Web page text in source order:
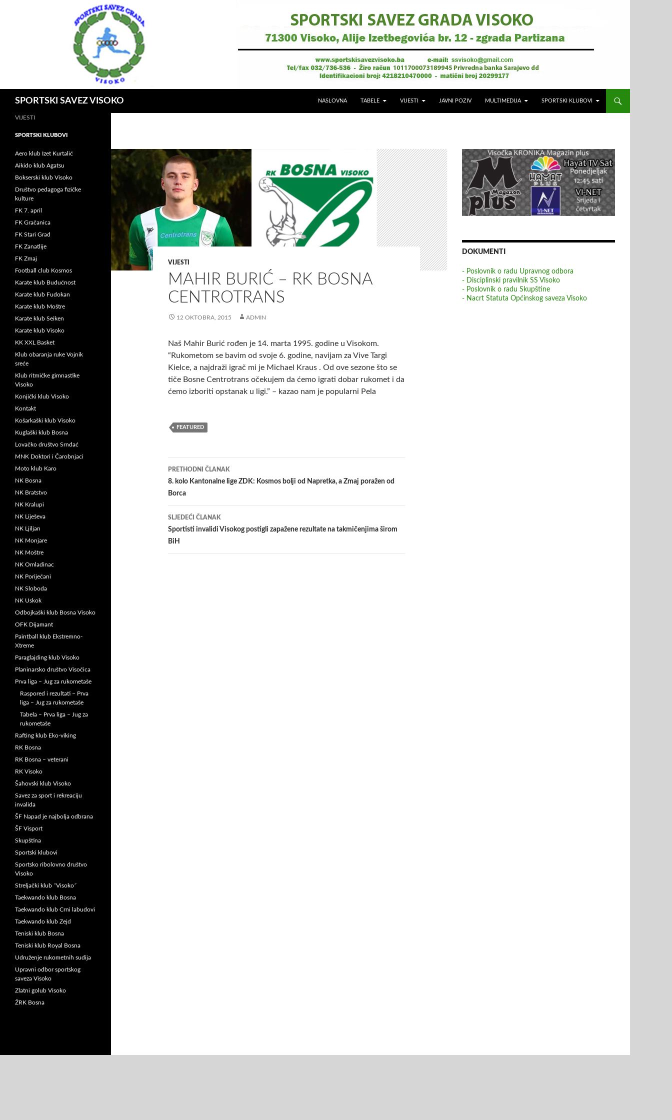
SPORTSKI SAVEZ VISOKO NASLOVNA TABELE VIJESTI JAVNI POZIV MULTIMEDIJA SPORTSKI KLUBOVI
VIJESTI
MAHIR BURIĆ – RK BOSNA
CENTROTRANS
12 OKTOBRA, 2015 ADMIN
Naš Mahir Burić rođen je 14. marta 1995. godine u Visokom.
“Rukometom se bavim od svoje 6. godine, navijam za Vive Targi
Kielce, a najdraži igrač mi je Michael Kraus . Od ove sezone što se
tiče Bosne Centrotrans očekujem da ćemo igrati dobar rukomet i da
ćemo izboriti opstanak u ligi.” – kazao nam je popularni Pela
FEATURED
Navigacija
članaka
PRETHODNI ČLANAK
8. kolo Kantonalne lige ZDK: Kosmos bolji od Napretka, a Zmaj poražen od
Borca
SLJEDEĆI ČLANAK
Sportisti invalidi Visokog postigli zapažene rezultate na takmičenjima širom
BiH
DOKUMENTI
- Poslovnik o radu Upravnog odbora
- Disciplinski pravilnik SS Visoko
- Poslovnik o radu Skupštine
- Nacrt Statuta Općinskog saveza Visoko
VIJESTI
SPORTSKI KLUBOVI
Aero klub Izet Kurtalić
Aikido klub Agatsu
Bokserski klub Visoko
Društvo pedagoga fizičke
kulture
FK 7. april
FK Gračanica
FK Stari Grad
FK Zanatlije
FK Zmaj
Football club Kosmos
Karate klub Budućnost
Karate klub Fudokan
Karate klub Moštre
Karate klub Seiken
Karate klub Visoko
KK XXL Basket
Klub obaranja ruke Vojnik
sreće
Klub ritmičke gimnastike
Visoko
Konjički klub Visoko
Kontakt
Košarkaški klub Visoko
Kuglaški klub Bosna
Lovačko društvo Srndać
MNK Doktori i Čarobnjaci
Moto klub Karo
NK Bosna
NK Bratstvo
NK Kralupi
NK Liješeva
NK Ljiljan
NK Monjare
NK Moštre
NK Omladinac
NK Poriječani
NK Sloboda
NK Uskok
Odbojkaški klub Bosna Visoko
OFK Dijamant
Paintball klub Ekstremno-
Xtreme
Paraglajding klub Visoko
Planinarsko društvo Visočica
Prva liga – Jug za rukometaše
Raspored i rezultati – Prva
liga – Jug za rukometaše
Tabela – Prva liga – Jug za
rukometaše
Rafting klub Eko-viking
RK Bosna
RK Bosna – veterani
RK Visoko
Šahovski klub Visoko
Savez za sport i rekreaciju
invalida
ŠF Napad je najbolja odbrana
ŠF Visport
Skupština
Sportski klubovi
Sportsko ribolovno društvo
Visoko
Streljački klub ˝Visoko˝
Taekwando klub Bosna
Taekwando klub Crni labudovi
Taekwando klub Zejd
Teniski klub Bosna
Teniski klub Royal Bosna
Udruženje rukometnih sudija
Upravni odbor sportskog
saveza Visoko
Zlatni golub Visoko
ŽRK Bosna